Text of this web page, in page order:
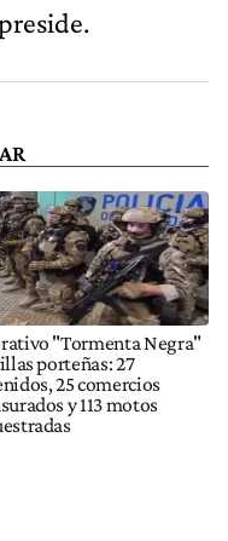
"Tormenta Negra"
porteñas: 27
25 comercios
y 113 motos